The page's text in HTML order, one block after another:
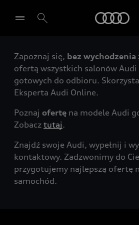
Wybierz Twojego Partnera
Zapoznaj się, bez wychodzenia
ofertą wszystkich salonów
gotowych do odbioru.
Eksperta Audi Online.
Poznaj ofertę na modele Audi
Zobacz tutaj.
Znajdź swoje Audi, wypełnij i
kontaktowy. Zadzwonimy do
przygotujemy najlepszą ofertę
samochód.